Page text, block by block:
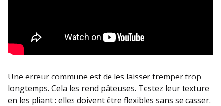
Une erreur commune est de les laisser tremper trop
longtemps. Cela les rend pâteuses. Testez leur texture
en les pliant : elles doivent être flexibles sans se casser.